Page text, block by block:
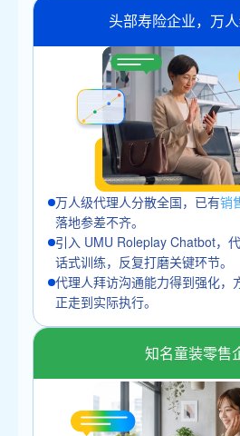
头部寿险企业，万
万人级代理人分散全国，已有销
落地参差不齐。
引入 UMU Roleplay Chatbot，
话式训练，反复打磨关键环节。
代理人拜访沟通能力得到强化，
正走到实际执行。
知名童装零售